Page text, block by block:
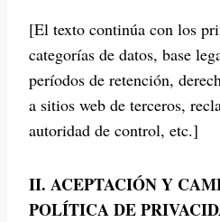
[El texto continúa con los
categorías de datos, base
períodos de retención,
a sitios web de terceros,
autoridad de control, etc.]
II. ACEPTACIÓN Y
POLÍTICA DE